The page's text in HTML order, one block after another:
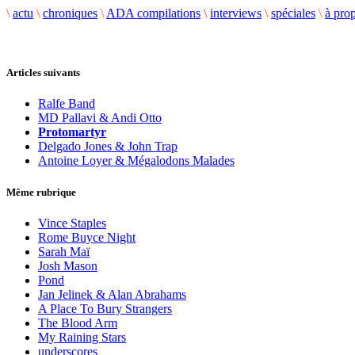
\ actu \ chroniques \ ADA compilations \ interviews \ spéciales \ à
Articles suivants
Ralfe Band
MD Pallavi & Andi Otto
Protomartyr
Delgado Jones & John Trap
Antoine Loyer & Mégalodons Malades
Même rubrique
Vince Staples
Rome Buyce Night
Sarah Maï
Josh Mason
Pond
Jan Jelinek & Alan Abrahams
A Place To Bury Strangers
The Blood Arm
My Raining Stars
underscores